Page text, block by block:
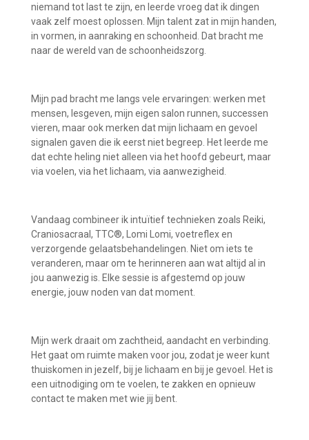
niemand tot last te zijn, en leerde vroeg dat ik dingen
vaak zelf moest oplossen. Mijn talent zat in mijn handen,
in vormen, in aanraking en schoonheid. Dat bracht me
naar de wereld van de schoonheidszorg.
Mijn pad bracht me langs vele ervaringen: werken met
mensen, lesgeven, mijn eigen salon runnen, successen
vieren, maar ook merken dat mijn lichaam en gevoel
signalen gaven die ik eerst niet begreep. Het leerde me
dat echte heling niet alleen via het hoofd gebeurt, maar
via voelen, via het lichaam, via aanwezigheid.
Vandaag combineer ik intuïtief technieken zoals Reiki,
Craniosacraal, TTC®, Lomi Lomi, voetreflex en
verzorgende gelaatsbehandelingen. Niet om iets te
veranderen, maar om te herinneren aan wat altijd al in
jou aanwezig is. Elke sessie is afgestemd op jouw
energie, jouw noden van dat moment.
Mijn werk draait om zachtheid, aandacht en verbinding.
Het gaat om ruimte maken voor jou, zodat je weer kunt
thuiskomen in jezelf, bij je lichaam en bij je gevoel. Het is
een uitnodiging om te voelen, te zakken en opnieuw
contact te maken met wie jij bent.